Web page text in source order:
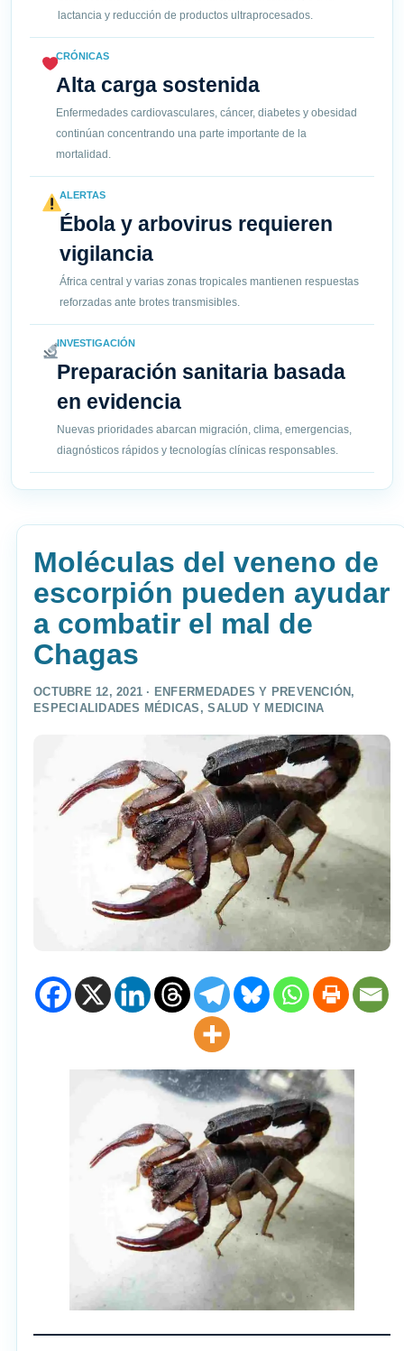
lactancia y reducción de productos ultraprocesados.
CRÓNICAS
Alta carga sostenida
Enfermedades cardiovasculares, cáncer, diabetes y obesidad
continúan concentrando una parte importante de la
mortalidad.
ALERTAS
Ébola y arbovirus requieren
vigilancia
África central y varias zonas tropicales mantienen respuestas
reforzadas ante brotes transmisibles.
INVESTIGACIÓN
Preparación sanitaria basada
en evidencia
Nuevas prioridades abarcan migración, clima, emergencias,
diagnósticos rápidos y tecnologías clínicas responsables.
Moléculas del veneno de
escorpión pueden ayudar
a combatir el mal de
Chagas
OCTUBRE 12, 2021 · ENFERMEDADES Y PREVENCIÓN ,
ESPECIALIDADES MÉDICAS ,SALUD Y MEDICINA